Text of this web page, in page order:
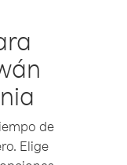
de
Elige